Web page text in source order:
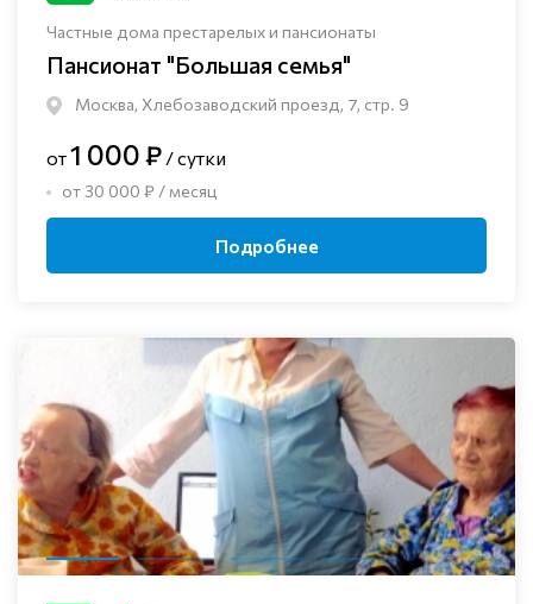
Частные дома престарелых и пансионаты
Пансионат "Большая семья"
Москва, Хлебозаводский проезд, 7, стр. 9
от1 000 ₽ / сутки
от 30 000 ₽ / месяц
Подробнее